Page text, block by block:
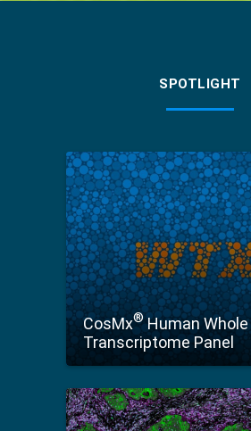
SPOTLIGHT
CosMx®Human Whole
Transcriptome Panel